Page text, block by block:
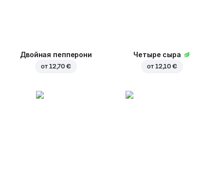
Двойная пепперони
от 12,70 €
Четыре сыра
от 12,10 €